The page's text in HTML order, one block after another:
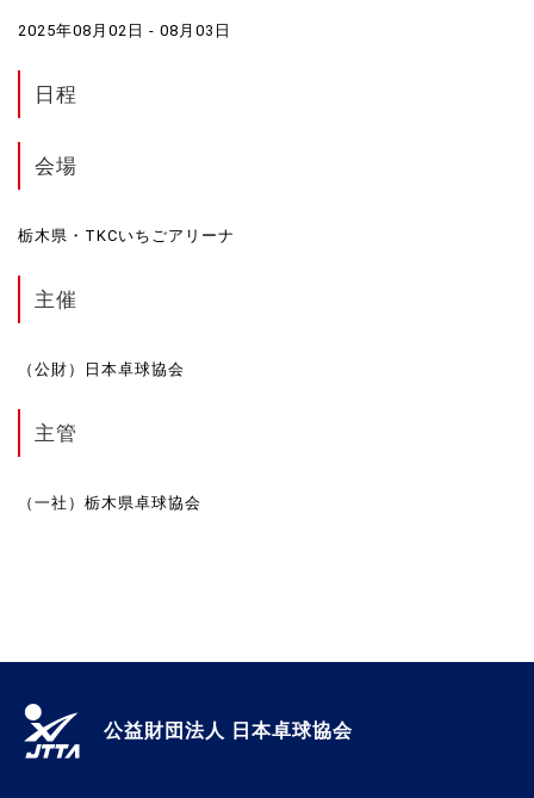
2025年08月02日 - 08月03日
日程
会場
栃木県・TKCいちごアリーナ
主催
（公財）日本卓球協会
主管
（一社）栃木県卓球協会
公益財団法人 日本卓球協会